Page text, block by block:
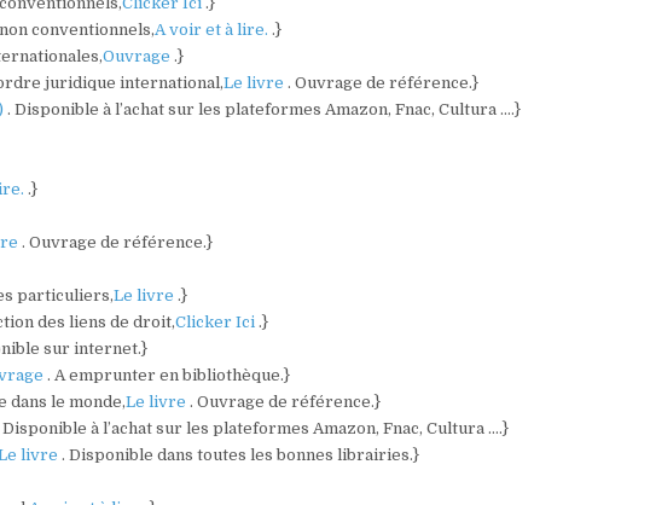
conventionnels,A voir et à lire..}
Ouvrage.}
juridique international,Le livre. Ouvrage de référence.}
. Disponible à l’achat sur les plateformes Amazon, Fnac, Cultura ….}
.}
. Ouvrage de référence.}
particuliers,Le livre.}
des liens de droit,Clicker Ici.}
sur internet.}
. A emprunter en bibliothèque.}
dans le monde,Le livre. Ouvrage de référence.}
Disponible à l’achat sur les plateformes Amazon, Fnac, Cultura ….}
livre. Disponible dans toutes les bonnes librairies.}